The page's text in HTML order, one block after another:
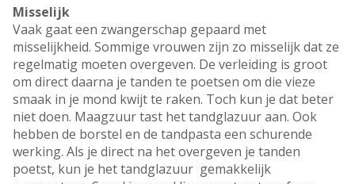
Misselijk
Vaak gaat een zwangerschap gepaard met
misselijkheid. Sommige vrouwen zijn zo misselijk dat ze
regelmatig moeten overgeven. De verleiding is groot
om direct daarna je tanden te poetsen om die vieze
smaak in je mond kwijt te raken. Toch kun je dat beter
niet doen. Maagzuur tast het tandglazuur aan. Ook
hebben de borstel en de tandpasta een schurende
werking. Als je direct na het overgeven je tanden
poetst, kun je het tandglazuur gemakkelijk